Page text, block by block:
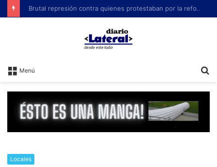
Brutal represión contra quienes protestaban por la reforma laboral de Milei
Menú
Locales